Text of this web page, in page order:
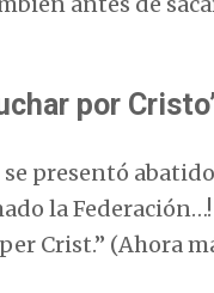
por
presentó
la
Crist.” (Ahora